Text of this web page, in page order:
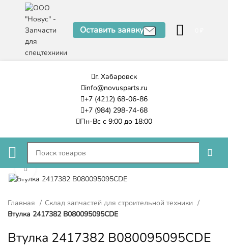
Оставить заявку
г. Хабаровск
info@novusparts.ru
+7 (4212) 68-06-86
+7 (984) 298-74-68
Пн-Вс с 9:00 до 18:00
Нажмите, чтобы увеличить
Главная
Склад запчастей для строительной техники
Втулка 2417382 B080095095CDE
Втулка 2417382 B080095095CDE